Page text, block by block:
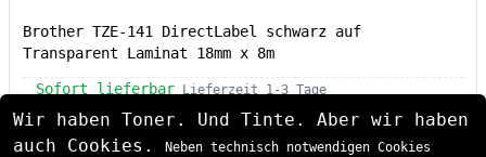
Brother TZE-141 DirectLabel schwarz auf
Transparent Laminat 18mm x 8m
Sofort lieferbar Lieferzeit 1-3 Tage
CHF 22.02
Wir haben Toner. Und Tinte. Aber wir haben
auch Cookies.
Neben technisch notwendigen Cookies